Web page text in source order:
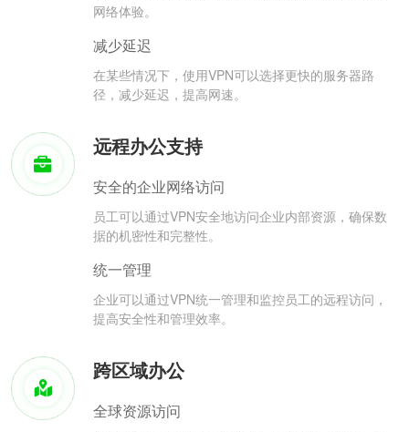
网络体验。
减少延迟
在某些情况下，使用VPN可以选择更快的服务器路
径，减少延迟，提高网速。
远程办公支持
安全的企业网络访问
员工可以通过VPN安全地访问企业内部资源，确保数
据的机密性和完整性。
统一管理
企业可以通过VPN统一管理和监控员工的远程访问，
提高安全性和管理效率。
跨区域办公
全球资源访问